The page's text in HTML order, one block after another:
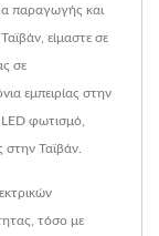
παραγωγής και
είμαστε σε
σε
εμπειρίας στην
LED φωτισμό,
στην Ταϊβάν.
τόσο με